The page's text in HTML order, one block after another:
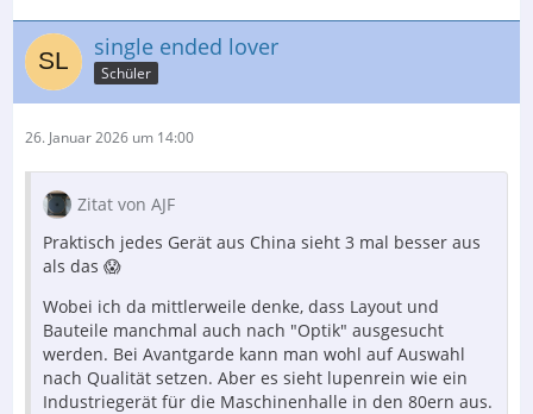
single ended lover
Schüler
26. Januar 2026 um 14:00
Zitat von AJF
Praktisch jedes Gerät aus China sieht 3 mal besser aus
als das 😱
Wobei ich da mittlerweile denke, dass Layout und
Bauteile manchmal auch nach "Optik" ausgesucht
werden. Bei Avantgarde kann man wohl auf Auswahl
nach Qualität setzen. Aber es sieht lupenrein wie ein
Industriegerät für die Maschinenhalle in den 80ern aus.